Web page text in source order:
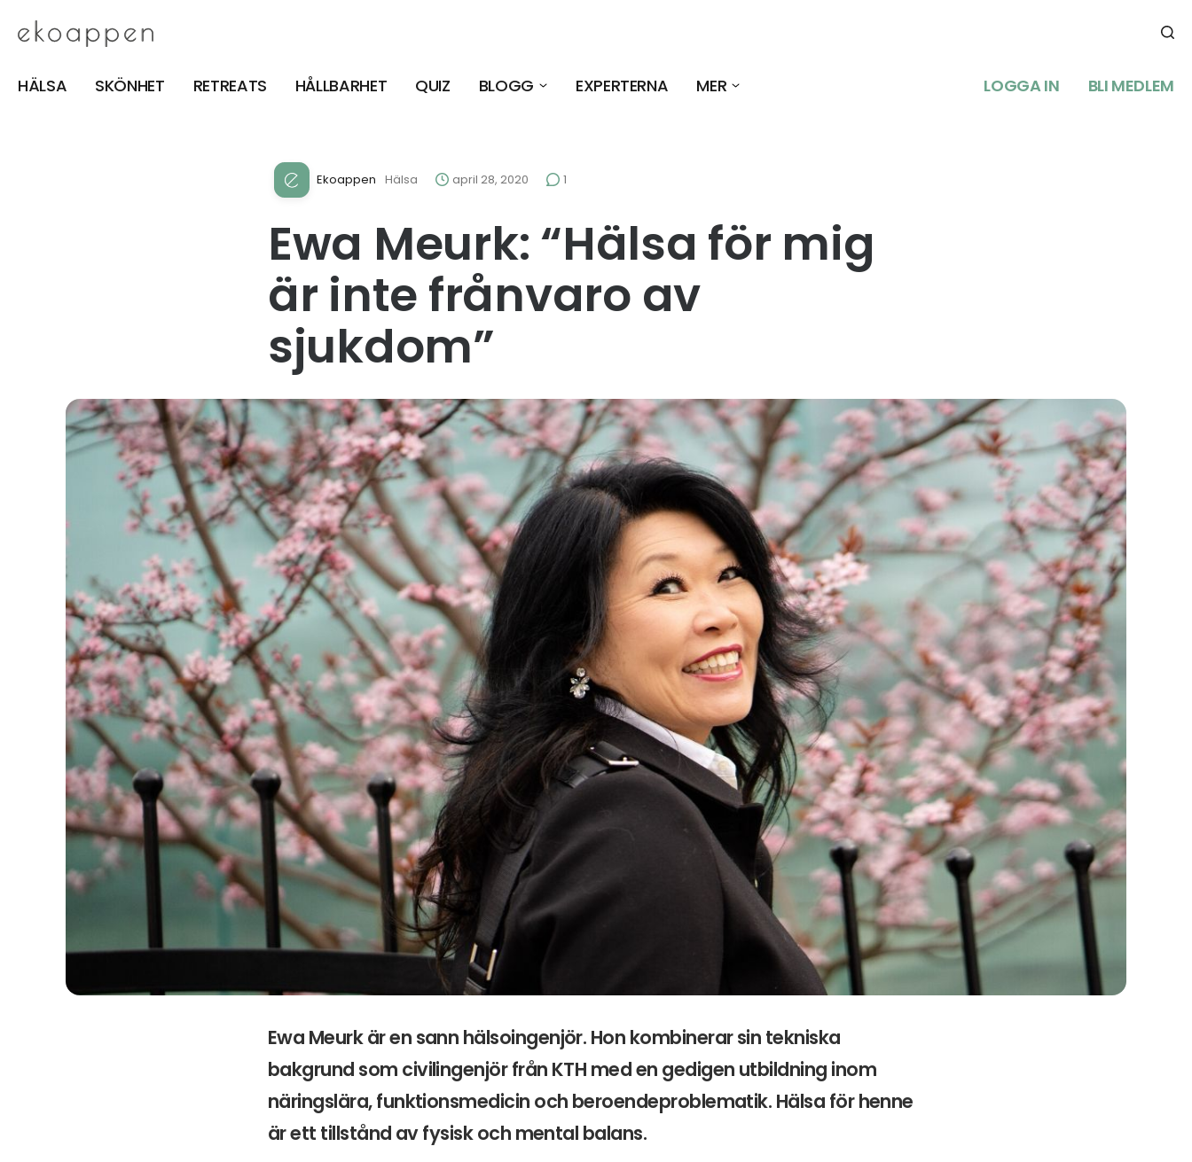
HÄLSA SKÖNHET RETREATS HÅLLBARHET QUIZ BLOGG EXPERTERNA MER LOGGA IN BLI MEDLEM
Ekoappen Hälsa april 28, 2020 1
Ewa Meurk: “Hälsa för mig
är inte frånvaro av
sjukdom”
Ewa Meurk är en sann hälsoingenjör. Hon kombinerar sin tekniska
bakgrund som civilingenjör från KTH med en gedigen utbildning inom
näringslära, funktionsmedicin och beroendeproblematik. Hälsa för henne
är ett tillstånd av fysisk och mental balans.